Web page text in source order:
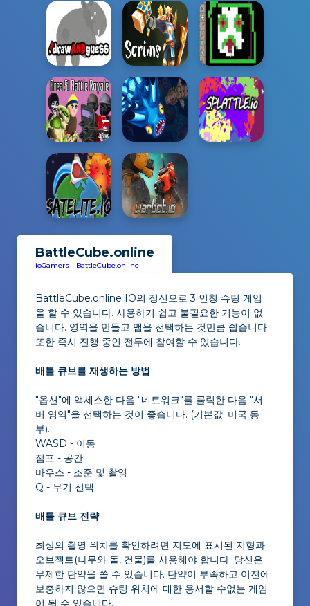
BattleCube.online
ioGamers - BattleCube.online
BattleCube.online IO의 정신으로 3 인칭 슈팅 게임
을 할 수 있습니다. 사용하기 쉽고 불필요한 기능이 없
습니다. 영역을 만들고 맵을 선택하는 것만큼 쉽습니다.
또한 즉시 진행 중인 전투에 참여할 수 있습니다.
배틀 큐브를 재생하는 방법
"옵션"에 액세스한 다음 "네트워크"를 클릭한 다음 "서
버 영역"을 선택하는 것이 좋습니다. (기본값: 미국 동
부).
WASD - 이동
점프 - 공간
마우스 - 조준 및 촬영
Q - 무기 선택
배틀 큐브 전략
최상의 촬영 위치를 확인하려면 지도에 표시된 지형과
오브젝트(나무와 돌, 건물)를 사용해야 합니다. 당신은
무제한 탄약을 쏠 수 있습니다. 탄약이 부족하고 이전에
보충하지 않으면 슈팅 위치에 대한 용서할 수없는 게임
이 될 수 있습니다.